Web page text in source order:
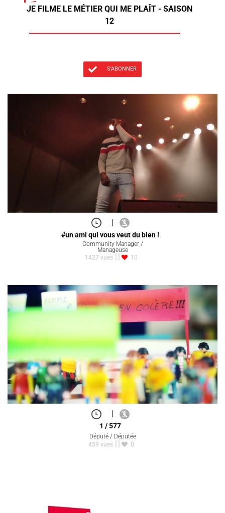
JE FILME LE MÉTIER QUI ME PLAÎT - SAISON
12
S'ABONNER
|
#un ami qui vous veut du bien !
Community Manager /
Manageuse
1427 vues
10
|
1 / 577
Député / Députée
459 vues
0